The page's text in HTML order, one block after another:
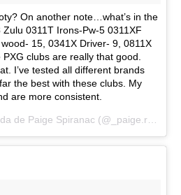
On another note…what’s in the
0311T Irons-Pw-5 0311XF
15, 0341X Driver- 9, 0811X
clubs are really that good.
I’ve tested all different brands
the best with these clubs. My
are more consistent.